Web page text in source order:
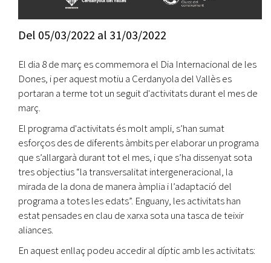
Del 05/03/2022 al 31/03/2022
El dia 8 de març es commemora el Dia Internacional de les
Dones, i per aquest motiu a Cerdanyola del Vallès es
portaran a terme tot un seguit d'activitats durant el mes de
març.
El programa d'activitats és molt ampli, s’han sumat
esforços des de diferents àmbits per elaborar un programa
que s’allargarà durant tot el mes, i que s’ha dissenyat sota
tres objectius “la transversalitat intergeneracional, la
mirada de la dona de manera àmplia i l’adaptació del
programa a totes les edats”. Enguany, les activitats han
estat pensades en clau de xarxa sota una tasca de teixir
aliances.
En aquest enllaç podeu accedir al díptic amb les activitats: